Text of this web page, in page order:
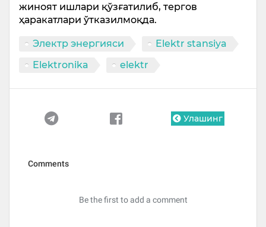
жиноят ишлари қўзғатилиб, тергов
ҳаракатлари ўтказилмоқда.
Электр энергияси
Elektr stansiya
Elektronika
elektr
Улашинг